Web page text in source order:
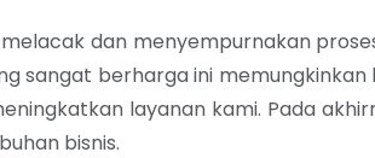
dan menyempurnakan
sangat berharga ini
layanan kami. Pada
bisnis.